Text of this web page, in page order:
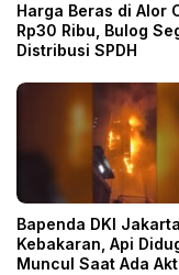
Harga Beras di Alor
Rp30 Ribu, Bulog
Distribusi SPDH
Bapenda DKI Jakarta
Kebakaran, Api
Muncul Saat Ada